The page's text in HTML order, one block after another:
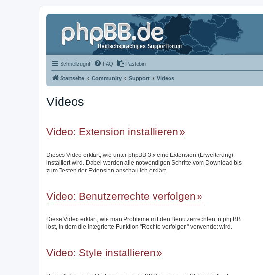
Schnellzugriff FAQ Pastebin
Startseite Community Support Videos
Videos
Video: Extension installieren
Dieses Video erklärt, wie unter phpBB 3.x eine Extension (Erweiterung)
installiert wird. Dabei werden alle notwendigen Schritte vom Download bis
zum Testen der Extension anschaulich erklärt.
Video: Benutzerrechte verfolgen
Diese Video erklärt, wie man Probleme mit den Benutzerrechten in phpBB
löst, in dem die integrierte Funktion "Rechte verfolgen" verwendet wird.
Video: Style installieren